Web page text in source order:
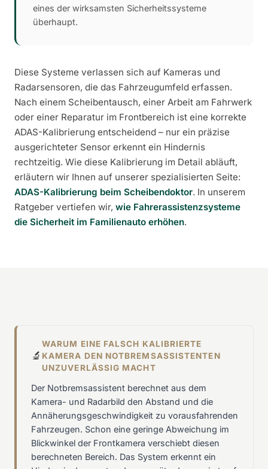
eines der wirksamsten Sicherheitssysteme
überhaupt.
Diese Systeme verlassen sich auf Kameras und
Radarsensoren, die das Fahrzeugumfeld erfassen.
Nach einem Scheibentausch, einer Arbeit am Fahrwerk
oder einer Reparatur im Frontbereich ist eine korrekte
ADAS-Kalibrierung entscheidend – nur ein präzise
ausgerichteter Sensor erkennt ein Hindernis
rechtzeitig. Wie diese Kalibrierung im Detail abläuft,
erläutern wir Ihnen auf unserer spezialisierten Seite:
ADAS-Kalibrierung beim Scheibendoktor. In unserem
Ratgeber vertiefen wir, wie Fahrerassistenzsysteme
die Sicherheit im Familienauto erhöhen.
🔬
WARUM EINE FALSCH KALIBRIERTE
KAMERA DEN NOTBREMSASSISTENTEN
UNZUVERLÄSSIG MACHT
Der Notbremsassistent berechnet aus dem
Kamera- und Radarbild den Abstand und die
Annäherungsgeschwindigkeit zu vorausfahrenden
Fahrzeugen. Schon eine geringe Abweichung im
Blickwinkel der Frontkamera verschiebt diesen
berechneten Bereich. Das System erkennt ein